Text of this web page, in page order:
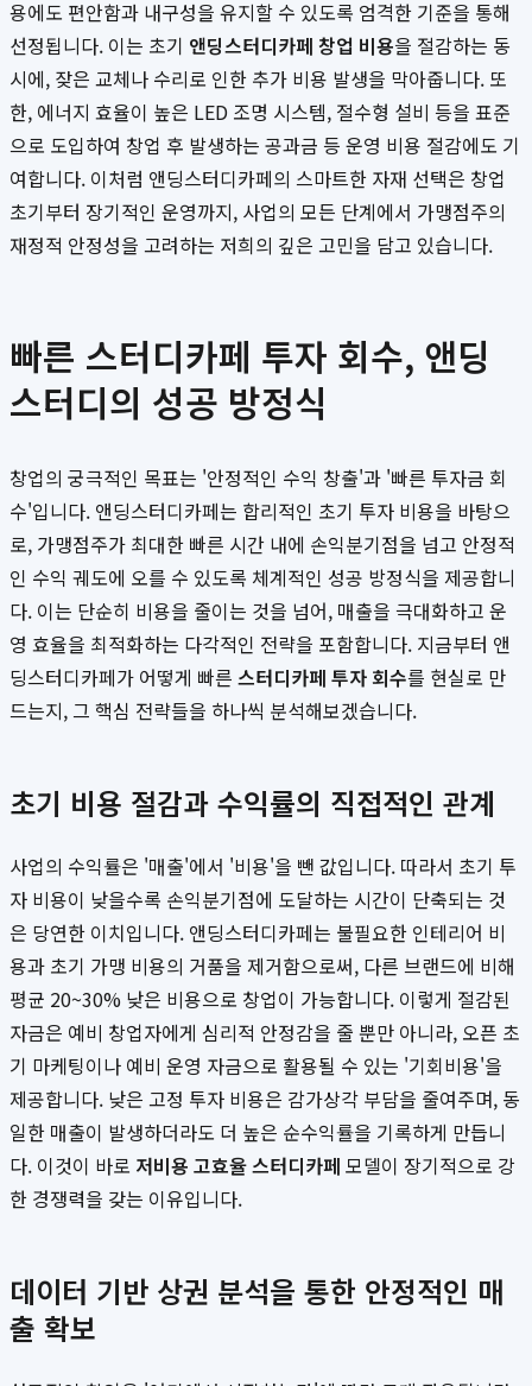
용에도 편안함과 내구성을 유지할 수 있도록 엄격한 기준을 통해
선정됩니다. 이는 초기 앤딩스터디카페 창업 비용을 절감하는 동
시에, 잦은 교체나 수리로 인한 추가 비용 발생을 막아줍니다. 또
한, 에너지 효율이 높은 LED 조명 시스템, 절수형 설비 등을 표준
으로 도입하여 창업 후 발생하는 공과금 등 운영 비용 절감에도 기
여합니다. 이처럼 앤딩스터디카페의 스마트한 자재 선택은 창업
초기부터 장기적인 운영까지, 사업의 모든 단계에서 가맹점주의
재정적 안정성을 고려하는 저희의 깊은 고민을 담고 있습니다.
빠른 스터디카페 투자 회수, 앤딩
스터디의 성공 방정식
창업의 궁극적인 목표는 '안정적인 수익 창출'과 '빠른 투자금 회
수'입니다. 앤딩스터디카페는 합리적인 초기 투자 비용을 바탕으
로, 가맹점주가 최대한 빠른 시간 내에 손익분기점을 넘고 안정적
인 수익 궤도에 오를 수 있도록 체계적인 성공 방정식을 제공합니
다. 이는 단순히 비용을 줄이는 것을 넘어, 매출을 극대화하고 운
영 효율을 최적화하는 다각적인 전략을 포함합니다. 지금부터 앤
딩스터디카페가 어떻게 빠른 스터디카페 투자 회수를 현실로 만
드는지, 그 핵심 전략들을 하나씩 분석해보겠습니다.
초기 비용 절감과 수익률의 직접적인 관계
사업의 수익률은 '매출'에서 '비용'을 뺀 값입니다. 따라서 초기 투
자 비용이 낮을수록 손익분기점에 도달하는 시간이 단축되는 것
은 당연한 이치입니다. 앤딩스터디카페는 불필요한 인테리어 비
용과 초기 가맹 비용의 거품을 제거함으로써, 다른 브랜드에 비해
평균 20~30% 낮은 비용으로 창업이 가능합니다. 이렇게 절감된
자금은 예비 창업자에게 심리적 안정감을 줄 뿐만 아니라, 오픈 초
기 마케팅이나 예비 운영 자금으로 활용될 수 있는 '기회비용'을
제공합니다. 낮은 고정 투자 비용은 감가상각 부담을 줄여주며, 동
일한 매출이 발생하더라도 더 높은 순수익률을 기록하게 만듭니
다. 이것이 바로 저비용 고효율 스터디카페 모델이 장기적으로 강
한 경쟁력을 갖는 이유입니다.
데이터 기반 상권 분석을 통한 안정적인 매
출 확보